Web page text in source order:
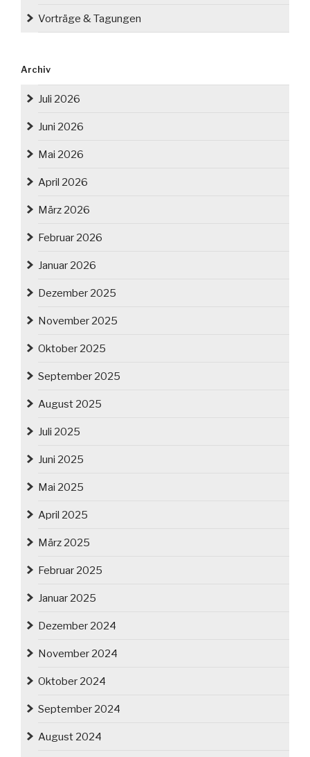
Vorträge & Tagungen
Archiv
Juli 2026
Juni 2026
Mai 2026
April 2026
März 2026
Februar 2026
Januar 2026
Dezember 2025
November 2025
Oktober 2025
September 2025
August 2025
Juli 2025
Juni 2025
Mai 2025
April 2025
März 2025
Februar 2025
Januar 2025
Dezember 2024
November 2024
Oktober 2024
September 2024
August 2024